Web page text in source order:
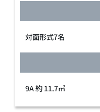
対面形式7名
9A 約 11.7㎡